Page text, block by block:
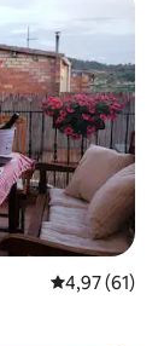
Gemiddelde
4,97 (61)